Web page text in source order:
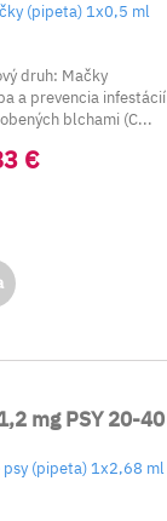
(pipeta) 1x0,5 ml
druh: Mačky
a prevencia infestácií
blchami (C...
€
mg PSY 20-40
psy (pipeta) 1x2,68 ml